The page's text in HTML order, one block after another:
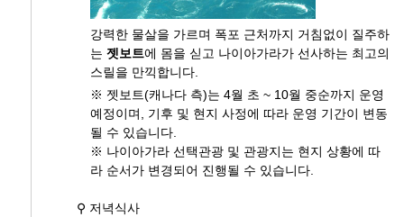
강력한 물살을 가르며 폭포 근처까지 거침없이 질주하
는 젯보트에 몸을 싣고 나이아가라가 선사하는 최고의
스릴을 만끽합니다.
※ 젯보트(캐나다 측)는 4월 초 ~ 10월 중순까지 운영
예정이며, 기후 및 현지 사정에 따라 운영 기간이 변동
될 수 있습니다.
※ 나이아가라 선택관광 및 관광지는 현지 상황에 따
라 순서가 변경되어 진행될 수 있습니다.
⚲ 저녁식사